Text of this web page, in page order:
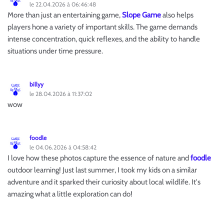
le 22.04.2026 à 06:46:48
More than just an entertaining game,Slope Gamealso helps
players hone a variety of important skills. The game demands
intense concentration, quick reflexes, and the ability to handle
situations under time pressure.
billyy
le 28.04.2026 à 11:37:02
wow
foodle
le 04.06.2026 à 04:58:42
I love how these photos capture the essence of nature andfoodle
outdoor learning! Just last summer, I took my kids on a similar
adventure and it sparked their curiosity about local wildlife. It's
amazing what a little exploration can do!